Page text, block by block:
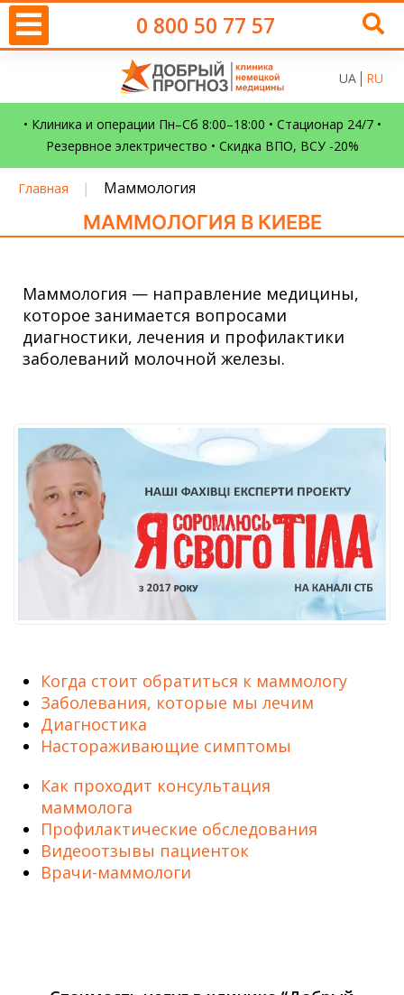
0 800 50 77 57
UA RU
• Клиника и операции Пн–Сб 8:00–18:00 • Стационар 24/7 •
Резервное электричество • Скидка ВПО, ВСУ -20%
Главная | Маммология
МАММОЛОГИЯ В КИЕВЕ
Маммология — направление медицины,
которое занимается вопросами
диагностики, лечения и профилактики
заболеваний молочной железы.
Когда стоит обратиться к маммологу
Заболевания, которые мы лечим
Диагностика
Настораживающие симптомы
Как проходит консультация
маммолога
Профилактические обследования
Видеоотзывы пациенток
Врачи-маммологи